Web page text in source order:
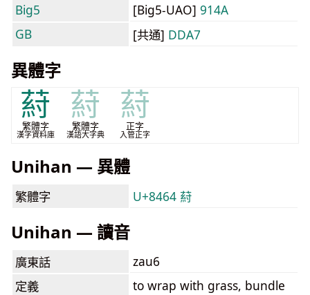
Big5 [Big5-UAO] 914A
GB
[共通] DDA7
異體字
葤
繁體字
漢字資料庫
葤
繁體字
漢語大字典
葤
正字
入管正字
Unihan — 異體
繁體字 U+8464 葤
Unihan — 讀音
廣東話
zau6
定義
to wrap with grass, bundle